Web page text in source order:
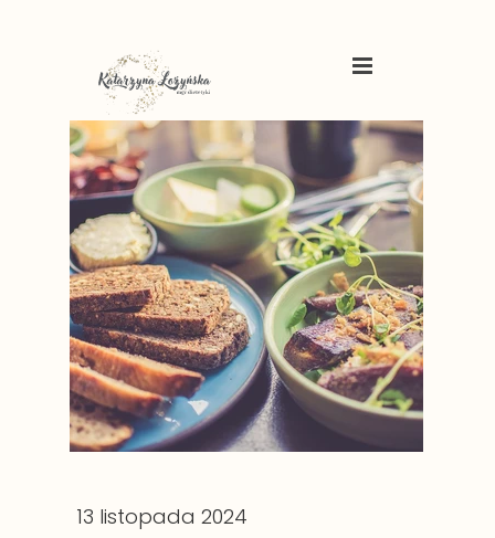
13 listopada 2024